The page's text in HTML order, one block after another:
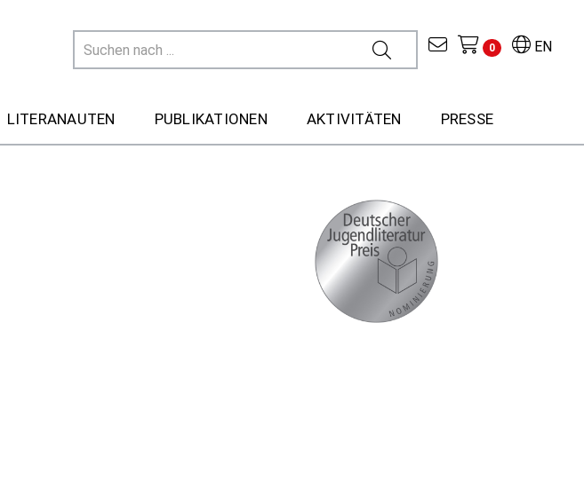
EN
0
LITERANAUTEN PUBLIKATIONEN AKTIVITÄTEN PRESSE